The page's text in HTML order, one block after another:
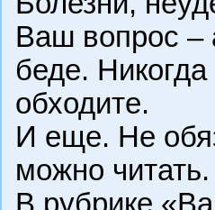
Ваш вопрос –
беде.
обходите.
И еще. Не
можно читать.